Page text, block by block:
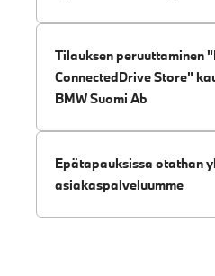
Tilauksen peruuttaminen
ConnectedDrive Store"
BMW Suomi Ab
Epätapauksissa otathan
asiakaspalveluumme